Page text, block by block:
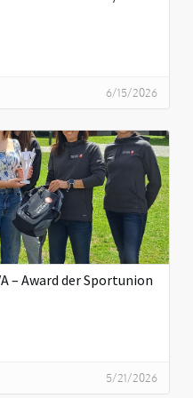
6/15/2026
– Award der Sportunion
5/21/2026